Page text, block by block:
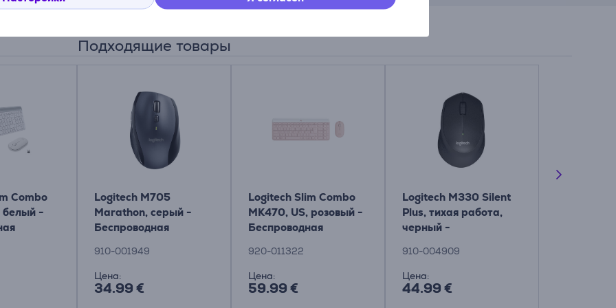
Подходящие товары
Combo
белый -
Logitech M705
Marathon, серый -
Беспроводная
910-001949
Цена:
34.99 €
Logitech Slim Combo
MK470, US, розовый -
Беспроводная
920-011322
Цена:
59.99 €
Logitech M330 Silent
Plus, тихая работа,
черный -
оптическая мышь
910-004909
Цена:
44.99 €